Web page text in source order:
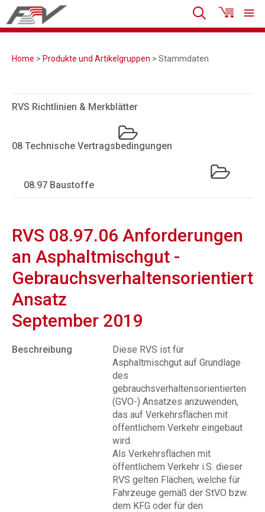
Home > Produkte und Artikelgruppen > Stammdaten
RVS Richtlinien & Merkblätter
08 Technische Vertragsbedingungen
08.97 Baustoffe
RVS 08.97.06 Anforderungen
an Asphaltmischgut -
Ansatz
September 2019
Beschreibung
Diese RVS ist für
Asphaltmischgut auf Grundlage
des
gebrauchsverhaltensorientierten
(GVO-) Ansatzes anzuwenden,
das auf Verkehrsflächen mit
öffentlichem Verkehr eingebaut
wird.
Als Verkehrsflächen mit
öffentlichem Verkehr i.S. dieser
RVS gelten Flächen, welche für
Fahrzeuge gemäß der StVO bzw.
dem KFG oder für den